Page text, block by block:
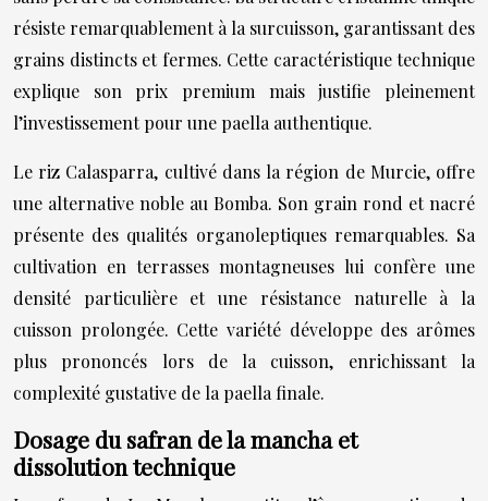
résiste remarquablement à la surcuisson, garantissant des
grains distincts et fermes. Cette caractéristique technique
explique son prix premium mais justifie pleinement
l’investissement pour une paella authentique.
Le riz Calasparra, cultivé dans la région de Murcie, offre
une alternative noble au Bomba. Son grain rond et nacré
présente des qualités organoleptiques remarquables. Sa
cultivation en terrasses montagneuses lui confère une
densité particulière et une résistance naturelle à la
cuisson prolongée. Cette variété développe des arômes
plus prononcés lors de la cuisson, enrichissant la
complexité gustative de la paella finale.
Dosage du safran de la mancha et
dissolution technique